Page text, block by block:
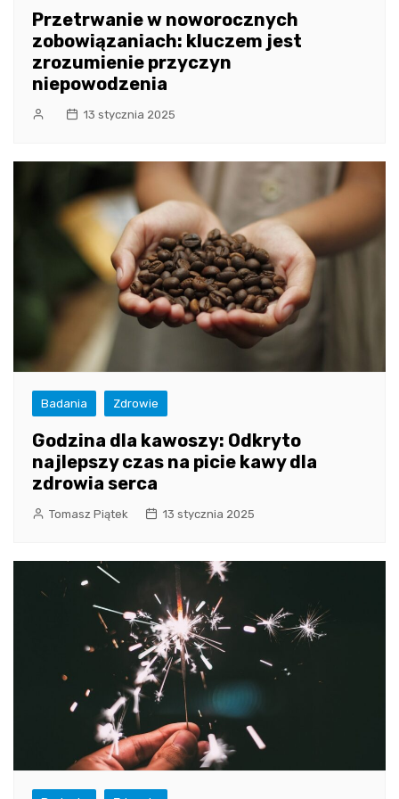
Przetrwanie w noworocznych
zobowiązaniach: kluczem jest
zrozumienie przyczyn
niepowodzenia
13 stycznia 2025
Badania Zdrowie
Godzina dla kawoszy: Odkryto
najlepszy czas na picie kawy dla
zdrowia serca
Tomasz Piątek 13 stycznia 2025